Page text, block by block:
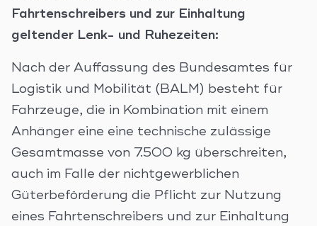
Fahrtenschreibers und zur Einhaltung
geltender Lenk- und Ruhezeiten:
Nach der Auffassung des Bundesamtes für
Logistik und Mobilität (BALM) besteht für
Fahrzeuge, die in Kombination mit einem
Anhänger eine eine technische zulässige
Gesamtmasse von 7.500 kg überschreiten,
auch im Falle der nichtgewerblichen
Güterbeförderung die Pflicht zur Nutzung
eines Fahrtenschreibers und zur Einhaltung